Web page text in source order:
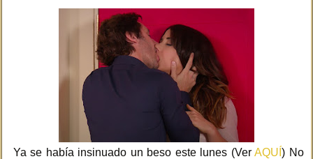
Ya se había insinuado un beso este lunes (VerAQUÍ) No